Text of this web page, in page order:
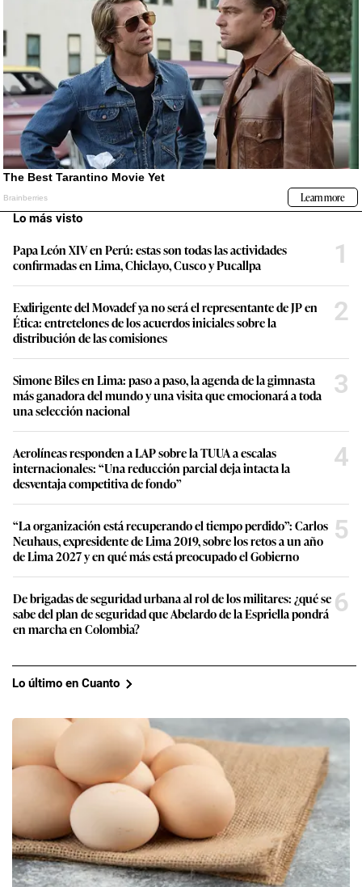
Lo más visto
Papa León XIV en Perú: estas son todas las actividades
confirmadas en Lima, Chiclayo, Cusco y Pucallpa
1
Exdirigente del Movadef ya no será el representante de JP en
Ética: entretelones de los acuerdos iniciales sobre la
distribución de las comisiones
2
Simone Biles en Lima: paso a paso, la agenda de la gimnasta
más ganadora del mundo y una visita que emocionará a toda
una selección nacional
3
Aerolíneas responden a LAP sobre la TUUA a escalas
internacionales: “Una reducción parcial deja intacta la
desventaja competitiva de fondo”
4
“La organización está recuperando el tiempo perdido”: Carlos
Neuhaus, expresidente de Lima 2019, sobre los retos a un año
de Lima 2027 y en qué más está preocupado el Gobierno
5
De brigadas de seguridad urbana al rol de los militares: ¿qué se
sabe del plan de seguridad que Abelardo de la Espriella pondrá
en marcha en Colombia?
6
Lo último en Cuanto